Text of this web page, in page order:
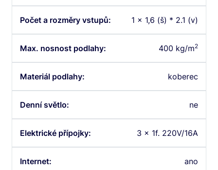
Počet a rozměry vstupů: 1 x 1,6 (š) * 2.1 (v)
Max. nosnost podlahy: 400 kg/m2
Materiál podlahy: koberec
Denní světlo: ne
Elektrické přípojky: 3 x 1f. 220V/16A
Internet: ano